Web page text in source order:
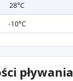
28°C
-10°C
pływania